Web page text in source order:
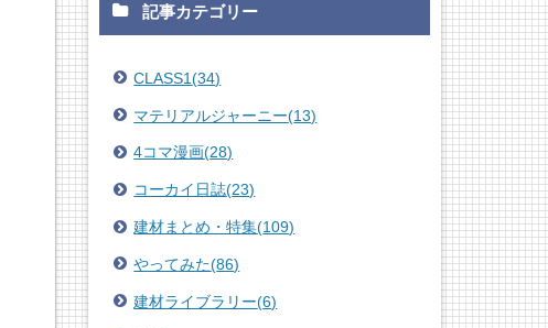
記事カテゴリー
CLASS1(34)
マテリアルジャーニー(13)
4コマ漫画(28)
コーカイ日誌(23)
建材まとめ・特集(109)
やってみた(86)
建材ライブラリー(6)